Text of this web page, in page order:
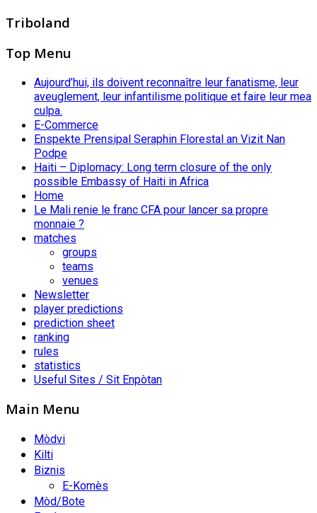
Triboland
Top Menu
Aujourd’hui, ils doivent reconnaître leur fanatisme, leur
aveuglement, leur infantilisme politique et faire leur mea
culpa.
E-Commerce
Enspekte Prensipal Seraphin Florestal an Vizit Nan
Podpe
Haiti – Diplomacy: Long term closure of the only
possible Embassy of Haiti in Africa
Home
Le Mali renie le franc CFA pour lancer sa propre
monnaie ?
matches
groups
teams
venues
Newsletter
player predictions
prediction sheet
ranking
rules
statistics
Useful Sites / Sit Enpòtan
Main Menu
Mòdvi
Kilti
Biznis
E-Komès
Mòd/Bote